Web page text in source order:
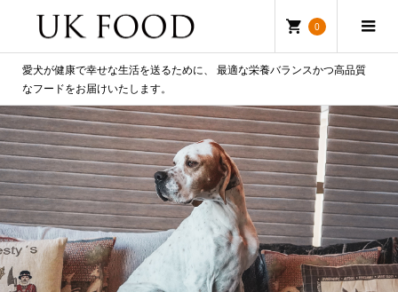
0
愛犬が健康で幸せな生活を送るために、 最適な栄養バランスかつ高品質
なフードをお届けいたします。